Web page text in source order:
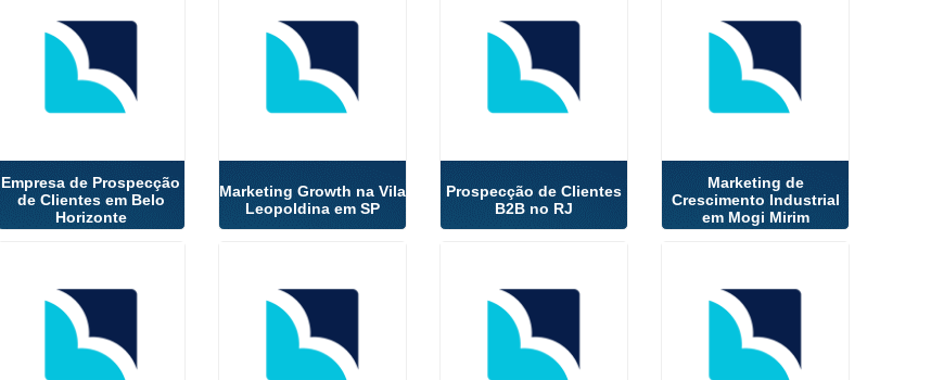
Empresa de Prospecção
de Clientes em Belo
Horizonte
Marketing Growth na Vila
Leopoldina em SP
Prospecção de Clientes
B2B no RJ
Marketing de
Crescimento Industrial
em Mogi Mirim